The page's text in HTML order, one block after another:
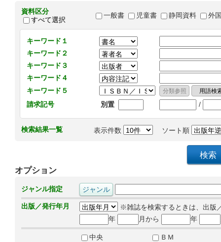
資料区分
すべて選択
一般書 児童書 静岡資料 外
キーワード１
キーワード２
キーワード３
キーワード４
キーワード５
請求記号
別置 /
検索結果一覧 表示件数 ソート順
オプション
ジャンル指定
出版／発行年月
※雑誌を検索するときは、出版
年
月から 年
中央
ＢＭ